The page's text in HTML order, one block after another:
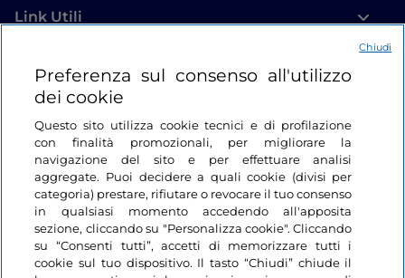
Link Utili
Login
Restiamo in contatto
Preferenza sul consenso all'utilizzo
dei cookie
Questo sito utilizza cookie tecnici e di profilazione
con finalità promozionali, per migliorare la
navigazione del sito e per effettuare analisi
aggregate. Puoi decidere a quali cookie (divisi per
categoria) prestare, rifiutare o revocare il tuo consenso
in qualsiasi momento accedendo all'apposita
sezione, cliccando su "Personalizza cookie". Cliccando
su “Consenti tutti”, accetti di memorizzare tutti i
cookie sul tuo dispositivo. Il tasto “Chiudi” chiude il
Chiudi